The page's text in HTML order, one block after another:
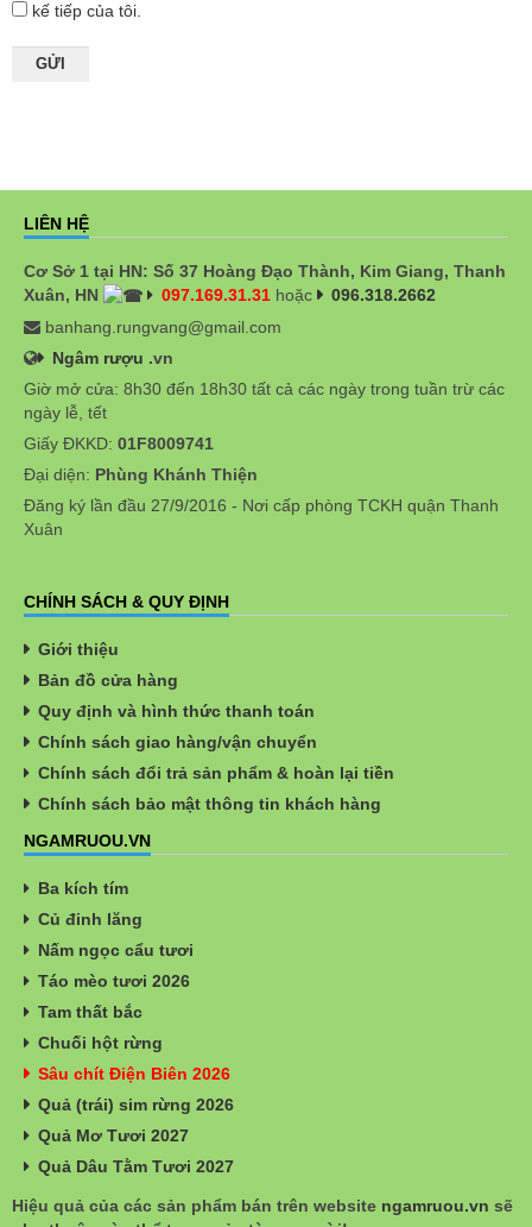
kế tiếp của tôi.
LIÊN HỆ
Cơ Sở 1 tại HN: Số 37 Hoàng Đạo Thành, Kim Giang, Thanh
Xuân, HN
097.169.31.31 hoặc
096.318.2662
banhang.rungvang@gmail.com
Ngâm rượu .vn
Giờ mở cửa: 8h30 đến 18h30 tất cả các ngày trong tuần trừ các
ngày lễ, tết
Giấy ĐKKD: 01F8009741
Đại diện: Phùng Khánh Thiện
Đăng ký lần đầu 27/9/2016 - Nơi cấp phòng TCKH quận Thanh
Xuân
CHÍNH SÁCH & QUY ĐỊNH
Giới thiệu
Bản đồ cửa hàng
Quy định và hình thức thanh toán
Chính sách giao hàng/vận chuyển
Chính sách đổi trả sản phẩm & hoàn lại tiền
Chính sách bảo mật thông tin khách hàng
NGAMRUOU.VN
Ba kích tím
Củ đinh lăng
Nấm ngọc cẩu tươi
Táo mèo tươi 2026
Tam thất bắc
Chuối hột rừng
Sâu chít Điện Biên 2026
Quả (trái) sim rừng 2026
Quả Mơ Tươi 2027
Quả Dâu Tằm Tươi 2027
Hiệu quả của các sản phẩm bán trên website ngamruou.vn sẽ